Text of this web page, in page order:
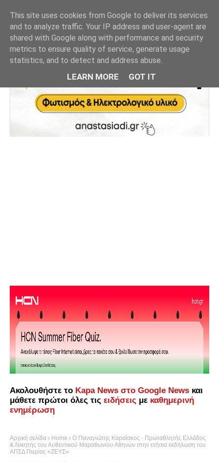
Ακολουθήστε το Kapa News στο Google News και
μάθετε πρώτοι όλες τις ειδήσεις με καθημερινή
ενημέρωση
Αρχική σελίδα Home
Ο Παναγιώτης Καραΐσκος - Πρωταθλητής Ελλάδος
& Νικητής του Αυθεντικού Μαραθωνίου Αθηνών στην ετήσια εκδήλωση του
ΑΠΣΔ Πιερίας «ΖΕΥΣ»
This site uses cookies from Google to deliver its services
and to analyze traffic. Your IP address and user-agent are
shared with Google along with performance and security
metrics to ensure quality of service, generate usage
statistics, and to detect and address abuse.
LEARN MORE GOT IT